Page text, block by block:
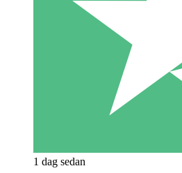
1 dag sedan